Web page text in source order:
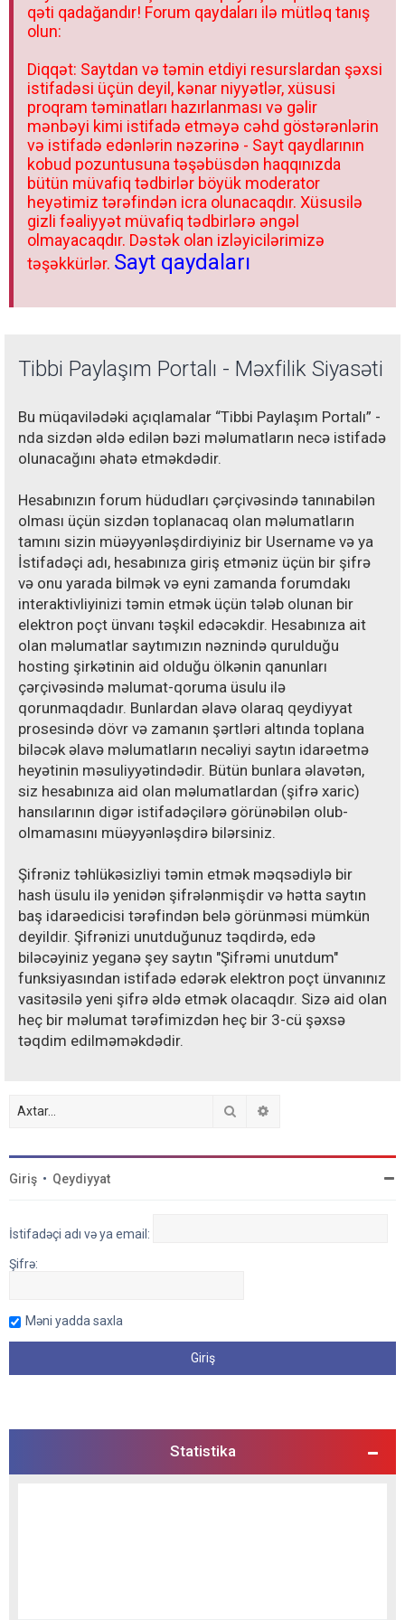
qəti qadağandır! Forum qaydaları ilə mütləq tanış
olun:
Diqqət: Saytdan və təmin etdiyi resurslardan şəxsi
istifadəsi üçün deyil, kənar niyyətlər, xüsusi
proqram təminatları hazırlanması və gəlir
mənbəyi kimi istifadə etməyə cəhd göstərənlərin
və istifadə edənlərin nəzərinə - Sayt qaydlarının
kobud pozuntusuna təşəbüsdən haqqınızda
bütün müvafiq tədbirlər böyük moderator
heyətimiz tərəfindən icra olunacaqdır. Xüsusilə
gizli fəaliyyət müvafiq tədbirlərə əngəl
olmayacaqdır. Dəstək olan izləyicilərimizə
təşəkkürlər. Sayt qaydaları
Tibbi Paylaşım Portalı - Məxfilik Siyasəti
Bu müqavilədəki açıqlamalar “Tibbi Paylaşım Portalı” -
nda sizdən əldə edilən bəzi məlumatların necə istifadə
olunacağını əhatə etməkdədir.
Hesabınızın forum hüdudları çərçivəsində tanınabilən
olması üçün sizdən toplanacaq olan məlumatların
tamını sizin müəyyənləşdirdiyiniz bir Username və ya
İstifadəçi adı, hesabınıza giriş etməniz üçün bir şifrə
və onu yarada bilmək və eyni zamanda forumdakı
interaktivliyinizi təmin etmək üçün tələb olunan bir
elektron poçt ünvanı təşkil edəcəkdir. Hesabınıza ait
olan məlumatlar saytımızın nəznində qurulduğu
hosting şirkətinin aid olduğu ölkənin qanunları
çərçivəsində məlumat-qoruma üsulu ilə
qorunmaqdadır. Bunlardan əlavə olaraq qeydiyyat
prosesində dövr və zamanın şərtləri altında toplana
biləcək əlavə məlumatların necəliyi saytın idarəetmə
heyətinin məsuliyyətindədir. Bütün bunlara əlavətən,
siz hesabınıza aid olan məlumatlardan (şifrə xaric)
hansılarının digər istifadəçilərə görünəbilən olub-
olmamasını müəyyənləşdirə bilərsiniz.
Şifrəniz təhlükəsizliyi təmin etmək məqsədiylə bir
hash üsulu ilə yenidən şifrələnmişdir və hətta saytın
baş idarəedicisi tərəfindən belə görünməsi mümkün
deyildir. Şifrənizi unutduğunuz təqdirdə, edə
biləcəyiniz yeganə şey saytın "Şifrəmi unutdum"
funksiyasından istifadə edərək elektron poçt ünvanınız
vasitəsilə yeni şifrə əldə etmək olacaqdır. Sizə aid olan
heç bir məlumat tərəfimizdən heç bir 3-cü şəxsə
təqdim edilməməkdədir.
Axtar
Giriş • Qeydiyyat
İstifadəçi adı və ya email:
Şifrə:
Məni yadda saxla
Statistika